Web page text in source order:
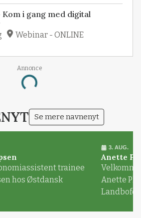
Kom i gang med digital
Webinar - ONLINE
Annonce
Loading...
Se mere navnenyt
trainee
hos Østdansk
3. AUG.
Anette
Anette